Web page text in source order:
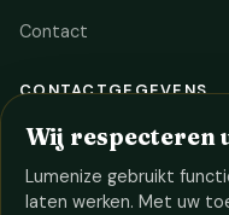
Contact
CONTACTGEGEVENS
085 - 060 9066
info@lumenize.nl
Wij respecteren
Lumenize gebruikt
laten werken. Met uw